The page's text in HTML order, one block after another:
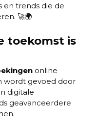
en trends die de
🚀🌍
toekomst is
online
wordt gevoed door
digitale
geavanceerdere